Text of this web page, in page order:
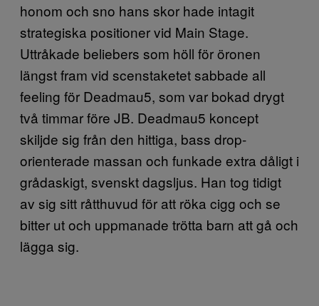
honom och sno hans skor hade intagit
strategiska positioner vid Main Stage.
Uttråkade beliebers som höll för öronen
längst fram vid scenstaketet sabbade all
feeling för Deadmau5, som var bokad drygt
två timmar före JB. Deadmau5 koncept
skiljde sig från den hittiga, bass drop-
orienterade massan och funkade extra dåligt i
grådaskigt, svenskt dagsljus. Han tog tidigt
av sig sitt råtthuvud för att röka cigg och se
bitter ut och uppmanade trötta barn att gå och
lägga sig.